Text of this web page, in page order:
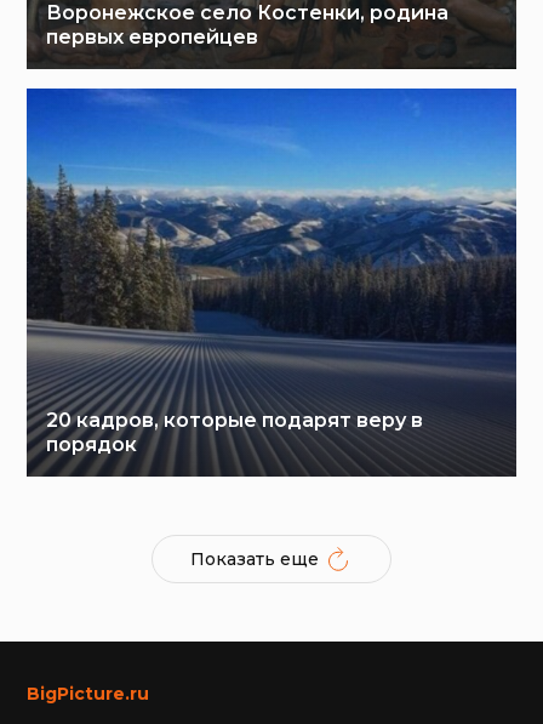
Воронежское село Костенки, родина
первых европейцев
20 кадров, которые подарят веру в
порядок
Показать еще
BigPicture.ru